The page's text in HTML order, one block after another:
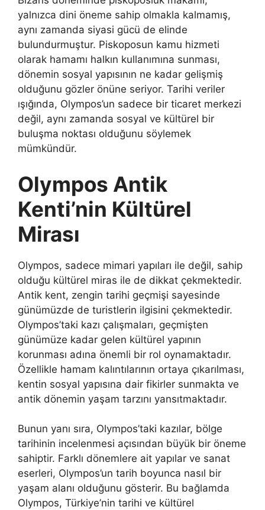
yalnızca dini öneme sahip olmakla kalmamış,
aynı zamanda siyasi gücü de elinde
bulundurmuştur. Piskoposun kamu hizmeti
olarak hamamı halkın kullanımına sunması,
dönemin sosyal yapısının ne kadar gelişmiş
olduğunu gözler önüne seriyor. Tarihi veriler
ışığında, Olympos’un sadece bir ticaret merkezi
değil, aynı zamanda sosyal ve kültürel bir
buluşma noktası olduğunu söylemek
mümkündür.
Olympos Antik
Kenti’nin Kültürel
Mirası
Olympos, sadece mimari yapıları ile değil, sahip
olduğu kültürel miras ile de dikkat çekmektedir.
Antik kent, zengin tarihi geçmişi sayesinde
günümüzde de turistlerin ilgisini çekmektedir.
Olympos’taki kazı çalışmaları, geçmişten
günümüze kadar gelen kültürel yapının
korunması adına önemli bir rol oynamaktadır.
Özellikle hamam kalıntılarının ortaya çıkarılması,
kentin sosyal yapısına dair fikirler sunmakta ve
antik dönemin yaşam tarzını yansıtmaktadır.
Bunun yanı sıra, Olympos’taki kazılar, bölge
tarihinin incelenmesi açısından büyük bir öneme
sahiptir. Farklı dönemlere ait yapılar ve sanat
eserleri, Olympos’un tarih boyunca nasıl bir
yaşam alanı olduğunu gösterir. Bu bağlamda
Olympos, Türkiye’nin tarihi ve kültürel